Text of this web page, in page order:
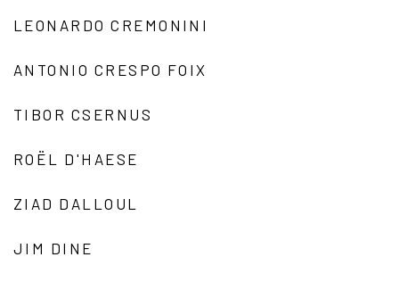
LEONARDO CREMONINI
ANTONIO CRESPO FOIX
TIBOR CSERNUS
ROËL D'HAESE
ZIAD DALLOUL
JIM DINE